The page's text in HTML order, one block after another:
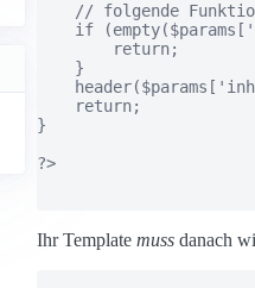
// folgende
if
        return;
    }
    return;
}
?>
Ihr Template muss danach